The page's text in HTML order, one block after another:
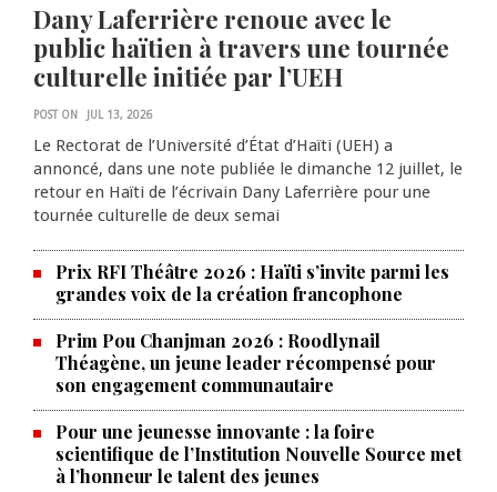
Dany Laferrière renoue avec le
public haïtien à travers une tournée
culturelle initiée par l’UEH
POST ON JUL 13, 2026
Le Rectorat de l’Université d’État d’Haïti (UEH) a
annoncé, dans une note publiée le dimanche 12 juillet, le
retour en Haïti de l’écrivain Dany Laferrière pour une
tournée culturelle de deux semai
Prix RFI Théâtre 2026 : Haïti s’invite parmi les
grandes voix de la création francophone
Prim Pou Chanjman 2026 : Roodlynail
Théagène, un jeune leader récompensé pour
son engagement communautaire
Pour une jeunesse innovante : la foire
scientifique de l’Institution Nouvelle Source met
à l’honneur le talent des jeunes